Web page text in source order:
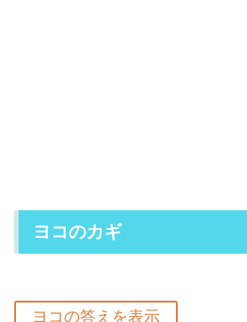
ヨコのカギ